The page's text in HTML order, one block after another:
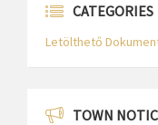
CATEGORIES
Letölthető
TOWN